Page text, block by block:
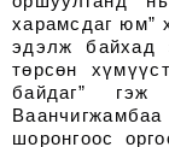
харамсдаг юм”
эдэлж байхад
төрсөн
байдаг”
шоронгоос